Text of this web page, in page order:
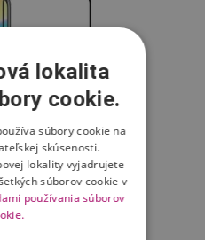
lokalita
cookie.
súbory cookie na
skúsenosti.
lokality vyjadrujete
súborov cookie v
používania súborov